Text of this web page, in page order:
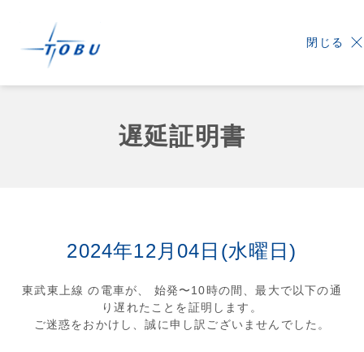
閉じる
遅延証明書
2024年12月04日(水曜日)
東武東上線 の電車が、 始発〜10時の間、最大で以下の通
り遅れたことを証明します。
ご迷惑をおかけし、誠に申し訳ございませんでした。